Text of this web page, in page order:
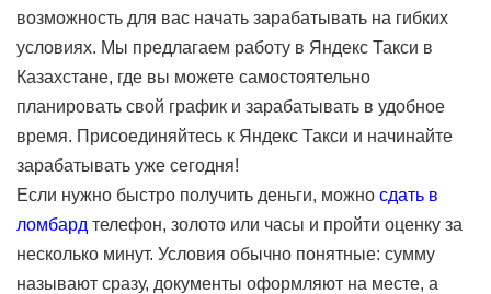
возможность для вас начать зарабатывать на гибких
условиях. Мы предлагаем работу в Яндекс Такси в
Казахстане, где вы можете самостоятельно
планировать свой график и зарабатывать в удобное
время. Присоединяйтесь к Яндекс Такси и начинайте
зарабатывать уже сегодня!
Если нужно быстро получить деньги, можно сдать в
ломбард телефон, золото или часы и пройти оценку за
несколько минут. Условия обычно понятные: сумму
называют сразу, документы оформляют на месте, а